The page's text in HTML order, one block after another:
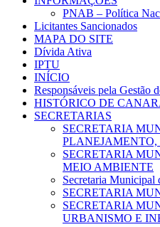
PNAB – Política
Licitantes Sancionados
MAPA DO SITE
Dívida Ativa
IPTU
INÍCIO
Responsáveis pela Gestão
HISTÓRICO DE
SECRETARIAS
SECRETARIA
SECRETARIA
MEIO AMBIENTE
Secretaria Municipal
SECRETARIA
SECRETARIA
URBANISMO E